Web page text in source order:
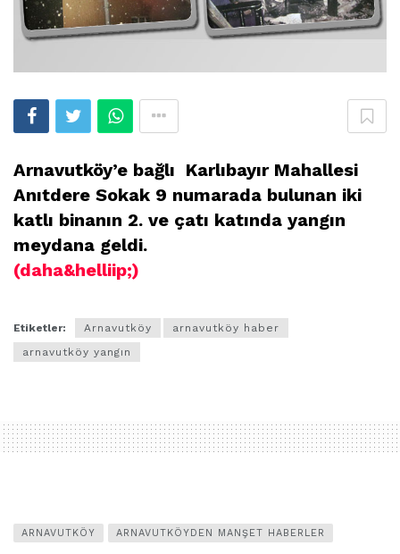
Arnavutköy’e bağlı Karlıbayır Mahallesi
Anıtdere Sokak 9 numarada bulunan iki
katlı binanın 2. ve çatı katında yangın
meydana geldi.
(daha&helliip;)
Etiketler: Arnavutköy
arnavutköy haber
arnavutköy yangın
ARNAVUTKÖY ARNAVUTKÖYDEN MANŞET HABERLER